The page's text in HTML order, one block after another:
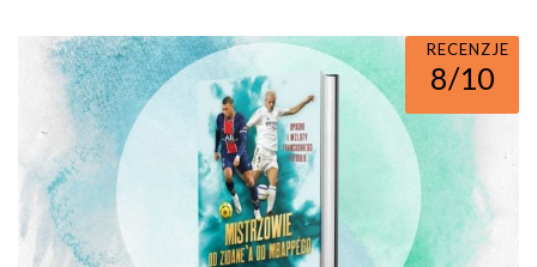
RECENZJE
8/10